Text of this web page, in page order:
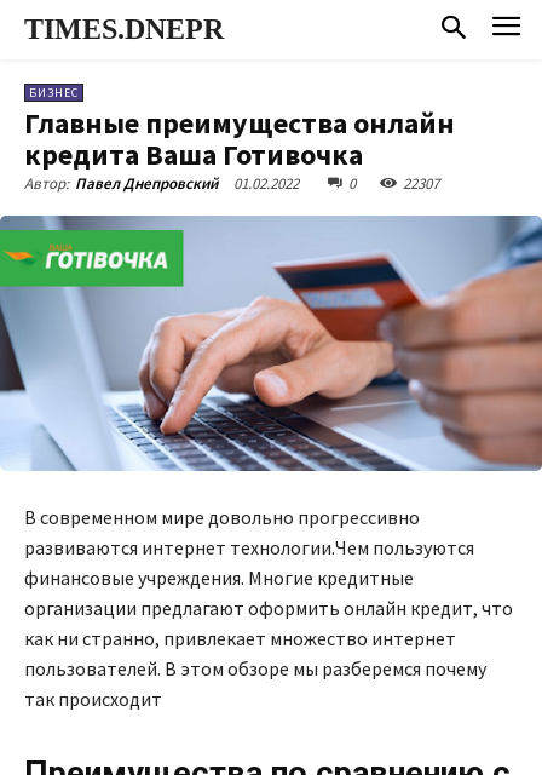
TIMES.DNEPR
БИЗНЕС
Главные преимущества онлайн
кредита Ваша Готивочка
Автор: Павел Днепровский 01.02.2022 0 22307
В современном мире довольно прогрессивно
развиваются интернет технологии.Чем пользуются
финансовые учреждения. Многие кредитные
организации предлагают оформить онлайн кредит, что
как ни странно, привлекает множество интернет
пользователей. В этом обзоре мы разберемся почему
так происходит